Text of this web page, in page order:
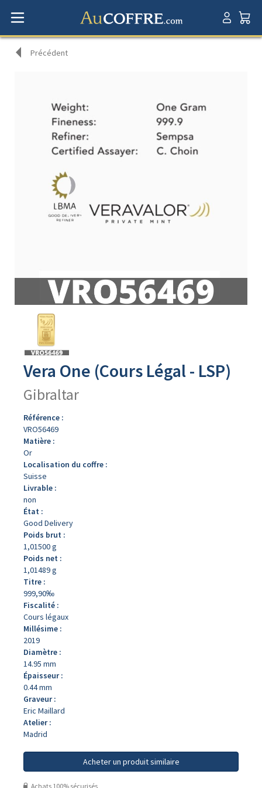
Précédent
Vera One (Cours Légal - LSP)
Gibraltar
Référence :
VRO56469
Matière :
Or
Localisation du coffre :
Suisse
Livrable :
non
État :
Good Delivery
Poids brut :
1,01500 g
Poids net :
1,01489 g
Titre :
999,90‰
Fiscalité :
Cours légaux
Millésime :
2019
Diamètre :
14.95 mm
Épaisseur :
0.44 mm
Graveur :
Eric Maillard
Atelier :
Madrid
Acheter un produit similaire
Achats 100% sécurisés